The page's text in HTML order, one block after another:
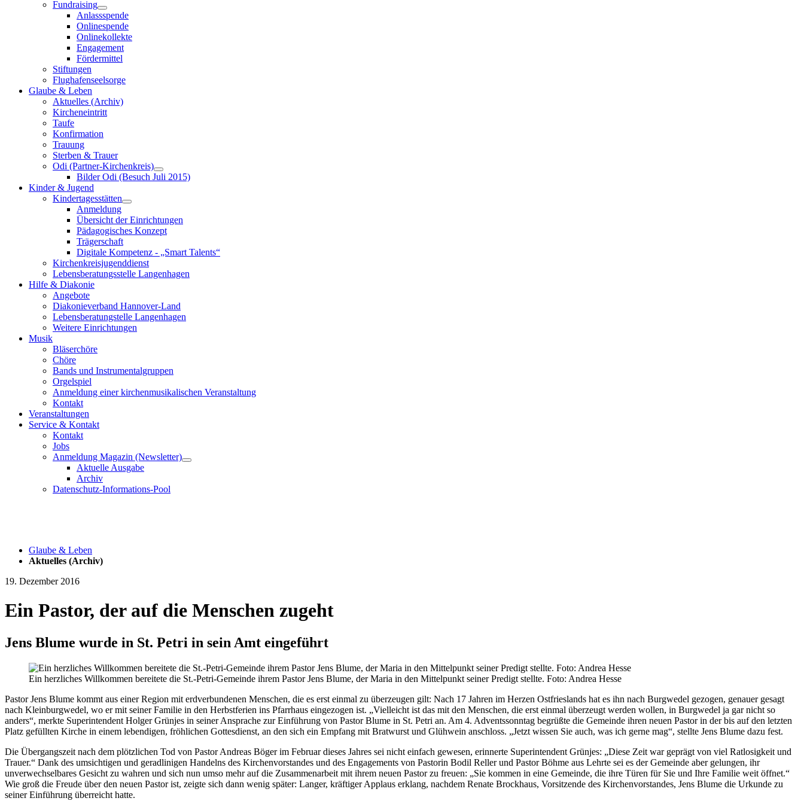
Fundraising
Anlassspende
Onlinespende
Onlinekollekte
Engagement
Fördermittel
Stiftungen
Flughafenseelsorge
Glaube & Leben
Aktuelles (Archiv)
Kircheneintritt
Taufe
Konfirmation
Trauung
Sterben & Trauer
Odi (Partner-Kirchenkreis)
Bilder Odi (Besuch Juli 2015)
Kinder & Jugend
Kindertagesstätten
Anmeldung
Übersicht der Einrichtungen
Pädagogisches Konzept
Trägerschaft
Digitale Kompetenz - „Smart Talents“
Kirchenkreisjugenddienst
Lebensberatungsstelle Langenhagen
Hilfe & Diakonie
Angebote
Diakonieverband Hannover-Land
Lebensberatungstelle Langenhagen
Weitere Einrichtungen
Musik
Bläserchöre
Chöre
Bands und Instrumentalgruppen
Orgelspiel
Anmeldung einer kirchenmusikalischen Veranstaltung
Kontakt
Veranstaltungen
Service & Kontakt
Kontakt
Jobs
Anmeldung Magazin (Newsletter)
Aktuelle Ausgabe
Archiv
Datenschutz-Informations-Pool
Glaube & Leben
Aktuelles (Archiv)
19. Dezember 2016
Ein Pastor, der auf die Menschen zugeht
Jens Blume wurde in St. Petri in sein Amt eingeführt
Ein herzliches Willkommen bereitete die St.-Petri-Gemeinde ihrem Pastor Jens Blume, der Maria in den Mittelpunkt seiner Predigt stellte. Foto: Andrea Hesse
Pastor Jens Blume kommt aus einer Region mit erdverbundenen Menschen, die es erst einmal zu überzeugen gilt: Nach 17 Jahren im Herzen Ostfrieslands hat es ihn nach Burgwedel gezogen, genauer gesagt
nach Kleinburgwedel, wo er mit seiner Familie in den Herbstferien ins Pfarrhaus eingezogen ist. „Vielleicht ist das mit den Menschen, die erst einmal überzeugt werden wollen, in Burgwedel ja gar nicht so
anders“, merkte Superintendent Holger Grünjes in seiner Ansprache zur Einführung von Pastor Blume in St. Petri an. Am 4. Adventssonntag begrüßte die Gemeinde ihren neuen Pastor in der bis auf den letzten
Platz gefüllten Kirche in einem lebendigen, fröhlichen Gottesdienst, an den sich ein Empfang mit Bratwurst und Glühwein anschloss. „Jetzt wissen Sie auch, was ich gerne mag“, stellte Jens Blume dazu fest.
Die Übergangszeit nach dem plötzlichen Tod von Pastor Andreas Böger im Februar dieses Jahres sei nicht einfach gewesen, erinnerte Superintendent Grünjes: „Diese Zeit war geprägt von viel Ratlosigkeit und
Trauer.“ Dank des umsichtigen und geradlinigen Handelns des Kirchenvorstandes und des Engagements von Pastorin Bodil Reller und Pastor Böhme aus Lehrte sei es der Gemeinde aber gelungen, ihr
unverwechselbares Gesicht zu wahren und sich nun umso mehr auf die Zusammenarbeit mit ihrem neuen Pastor zu freuen: „Sie kommen in eine Gemeinde, die ihre Türen für Sie und Ihre Familie weit öffnet.“
Wie groß die Freude über den neuen Pastor ist, zeigte sich dann wenig später: Langer, kräftiger Applaus erklang, nachdem Renate Brockhaus, Vorsitzende des Kirchenvorstandes, Jens Blume die Urkunde zu
seiner Einführung überreicht hatte.